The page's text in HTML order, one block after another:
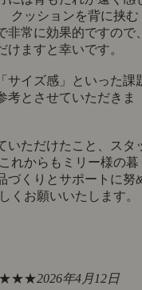
クッションを背に挟む
非常に効果的ですので
ますと幸いです。
サイズ感」といった課
考とさせていただきま
いただけたこと、スタ
れからもミリー様の暮
づくりとサポートに努
くお願いいたします。
2026年4月12日